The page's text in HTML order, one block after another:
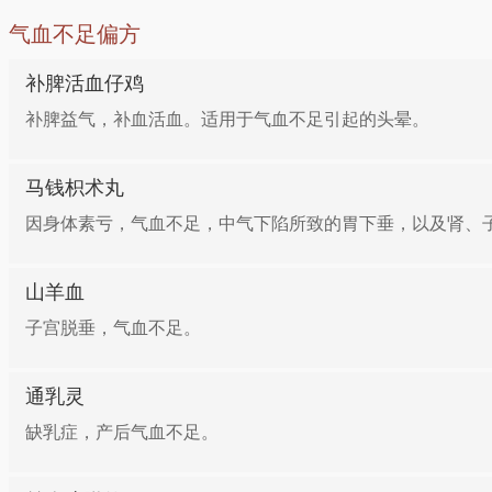
气血不足偏方
补脾活血仔鸡
补脾益气，补血活血。适用于气血不足引起的头晕。
马钱枳术丸
因身体素亏，气血不足，中气下陷所致的胃下垂，以及肾、
山羊血
子宫脱垂，气血不足。
通乳灵
缺乳症，产后气血不足。